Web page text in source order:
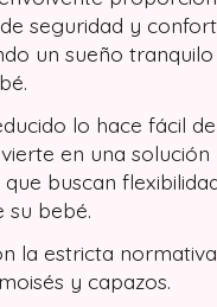
seguridad y confort,
un sueño
lo hace fácil
en una
buscan
su bebé.
la estricta
y capazos.